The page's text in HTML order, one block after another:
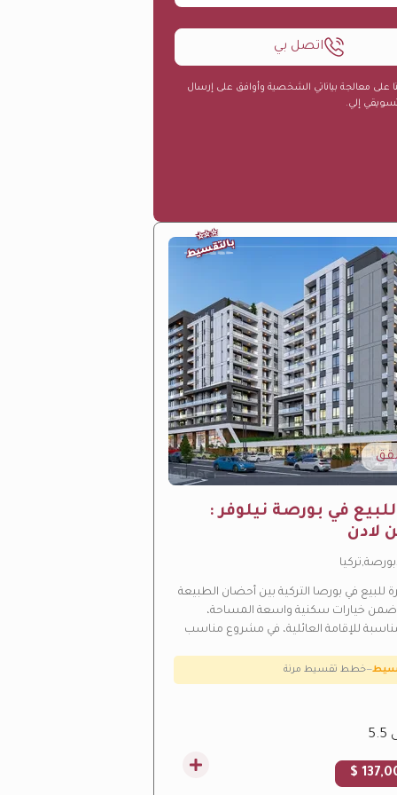
اتصل بي
على معالجة بياناتي الشخصية وأوافق على إرسال
إلي.
⭐
⭐
⭐
بالتقسيط
في بورصة نيلوفر :
لادن
للبيع في بورصا التركية بين أحضان الطبيعة
ضمن خيارات سكنية واسعة المساحة،
للإقامة العائلية، في مشروع مناسب
متوقع بالقيمة منطقة نمو سريع
مرتفع—عائد استثماري مرتفع من الإيجار
—خطط تقسيط مرنة